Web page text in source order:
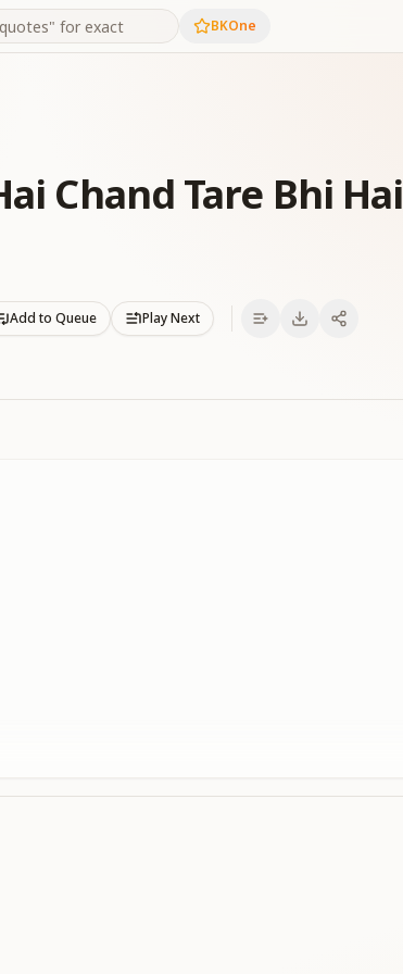
BKOne
Chand Tare Bhi Hai
Add to Queue Play Next